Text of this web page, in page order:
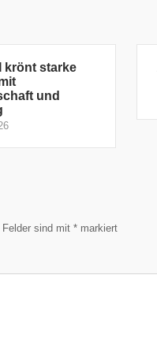
krönt starke
und
sind mit * markiert